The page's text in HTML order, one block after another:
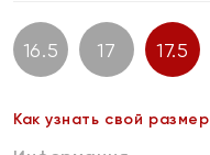
16.5 17 17.5
Как узнать свой размер